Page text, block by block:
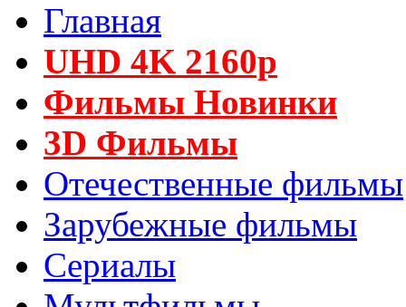
Главная
UHD 4K 2160p
Фильмы Новинки
3D Фильмы
Отечественные фильмы
Зарубежные фильмы
Сериалы